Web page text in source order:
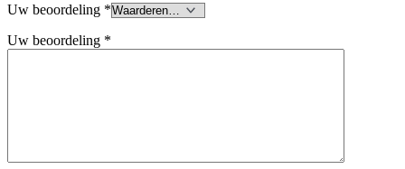
Uw beoordeling *
Uw beoordeling *